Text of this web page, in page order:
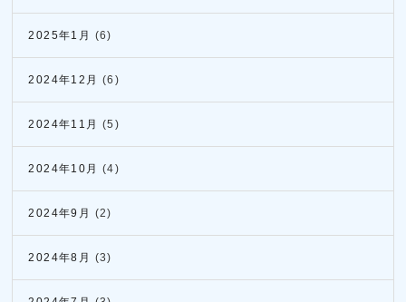
2025年1月 (6)
2024年12月 (6)
2024年11月 (5)
2024年10月 (4)
2024年9月 (2)
2024年8月 (3)